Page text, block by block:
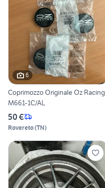
6
Coprimozzo Originale Oz Racing
M661-1C/AL
50 €
Rovereto(TN)